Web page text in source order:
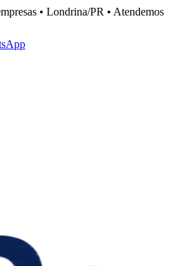
• Londrina/PR • Atendemos